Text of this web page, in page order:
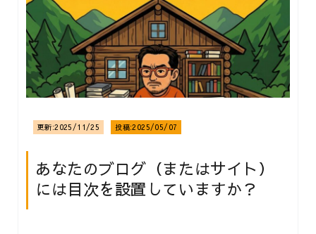
あなたのブログ（またはサイト）
には目次を設置していますか？
更新:2025/11/25 投稿:2025/05/07